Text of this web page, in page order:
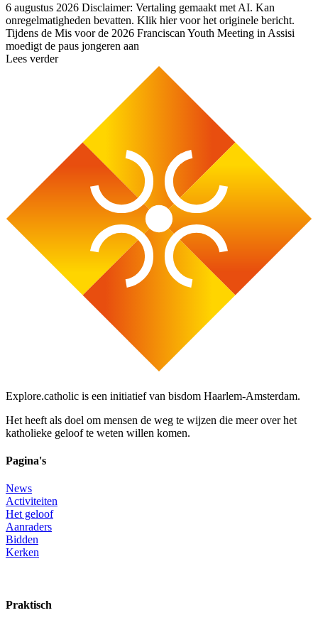
6 augustus 2026 Disclaimer: Vertaling gemaakt met AI. Kan
onregelmatigheden bevatten. Klik hier voor het originele bericht.
Tijdens de Mis voor de 2026 Franciscan Youth Meeting in Assisi
moedigt de paus jongeren aan
Lees verder
Explore.catholic is een initiatief van bisdom Haarlem-Amsterdam.
Het heeft als doel om mensen de weg te wijzen die meer over het
katholieke geloof te weten willen komen.
Pagina's
News
Activiteiten
Het geloof
Aanraders
Bidden
Kerken
Praktisch